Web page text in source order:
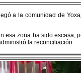
a la comunidad de
esa zona ha sido
la reconciliación.